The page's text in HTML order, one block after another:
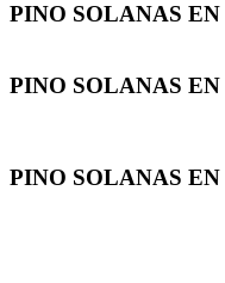
PINO SOLANAS EN
PINO SOLANAS EN
PINO SOLANAS EN